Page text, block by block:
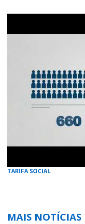
TARIFA SOCIAL
MAIS NOTÍCIAS